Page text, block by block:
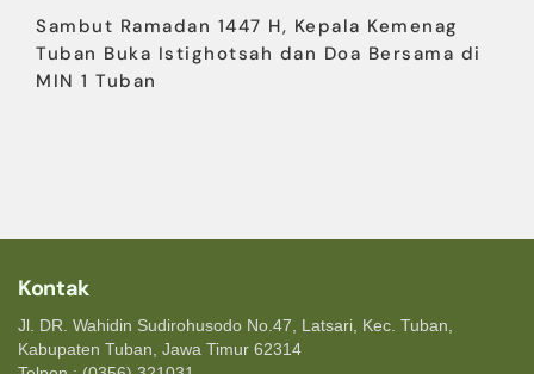
Sambut Ramadan 1447 H, Kepala Kemenag
Tuban Buka Istighotsah dan Doa Bersama di
MIN 1 Tuban
Kontak
Jl. DR. Wahidin Sudirohusodo No.47, Latsari, Kec. Tuban,
Kabupaten Tuban, Jawa Timur 62314